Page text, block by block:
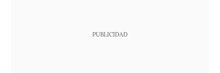
PUBLICIDAD